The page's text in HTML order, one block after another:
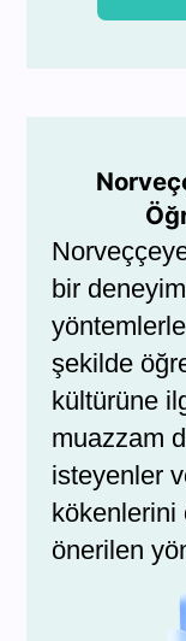
bir
şekilde
kültürüne
muazzam
isteyenler
kökenlerini
önerilen